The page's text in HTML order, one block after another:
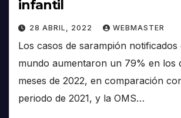
infantil
28 ABRIL, 2022 WEBMASTER
Los casos de sarampión
mundo aumentaron un 79% en los
meses de 2022, en comparación
periodo de 2021, y la OMS…